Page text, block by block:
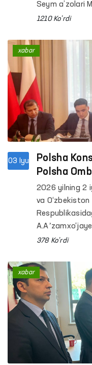
Seym a’zolari
hamda
1210 Ko'rdi
03 Iyu
Polsha
Polsha
bilan
2026 yilning 2
va
uchrashuv
378 Ko'rdi
xabar
xabar